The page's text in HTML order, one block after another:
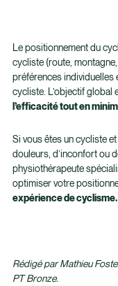
Le positionnement du
cycliste (route,
préférences
cycliste. L’objectif global
l’efficacité tout en
Si vous êtes un cycliste
douleurs, d’inconfort ou
physiothérapeute
optimiser votre
expérience de cyclisme.
Rédigé par Mathieu
PT Bronze.